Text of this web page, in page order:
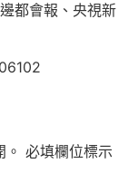
都會報、央視新
必填欄位標示